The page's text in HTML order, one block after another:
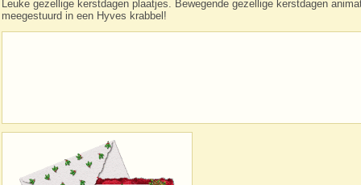
Leuke gezellige kerstdagen plaatjes. Bewegende gezellige kerstdagen
meegestuurd in een Hyves krabbel!